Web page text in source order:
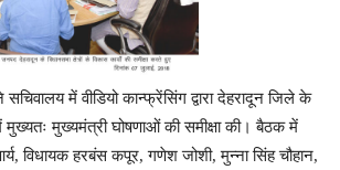
में वीडियो कान्फ्रेंसिंग द्वारा देहरादून जिले के
मुख्यतः मुख्यमंत्री घोषणाओं की समीक्षा की। बैठक में
विधायक हरबंस कपूर, गणेश जोशी, मुन्ना सिंह चौहान,